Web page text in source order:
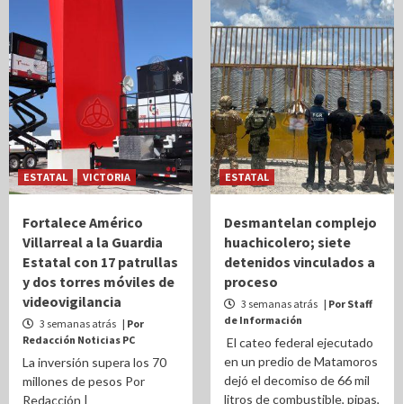
ESTATAL VICTORIA
Fortalece Américo
Villarreal a la Guardia
Estatal con 17 patrullas
y dos torres móviles de
videovigilancia
3 semanas atrás | Por
Redacción Noticias PC
La inversión supera los 70
millones de pesos Por
Redacción |
ESTATAL
Desmantelan complejo
huachicolero; siete
detenidos vinculados a
proceso
3 semanas atrás | Por Staff
de Información
El cateo federal ejecutado
en un predio de Matamoros
dejó el decomiso de 66 mil
litros de combustible, pipas,